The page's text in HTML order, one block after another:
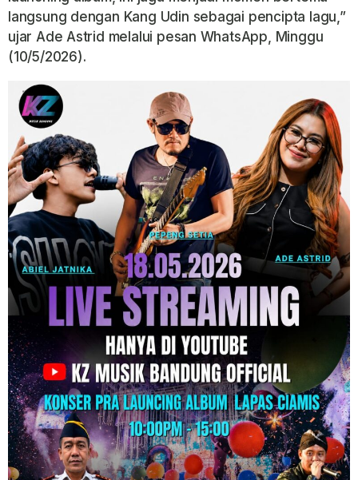
langsung dengan Kang Udin sebagai pencipta lagu,”
ujar Ade Astrid melalui pesan WhatsApp, Minggu
(10/5/2026).